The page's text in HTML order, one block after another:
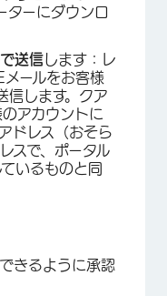
ターにダウンロ
送信します：レ
ールをお客様
信します。クア
アカウントに
ドレス（おそら
スで、ポータル
いるものと同
きるように承認